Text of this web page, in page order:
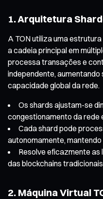
1. Arquitetura
A TON utiliza uma
a cadeia principal em
processa transações e
independente,
capacidade global da rede.
Os shards ajustam-se
congestionamento da rede
Cada shard pode
autonomamente,
Resolve eficazmente
das blockchains tradicionais
2. Máquina Virtual